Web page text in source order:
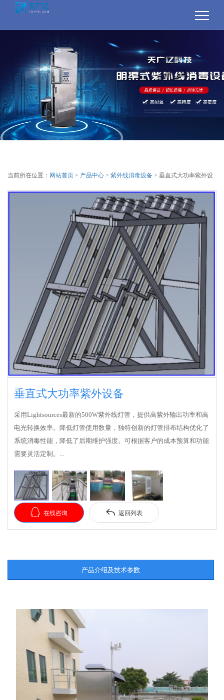
当前所在位置： 网站首页 > 产品中心 > 紫外线消毒设备 > 垂直式大功率紫外设
备
垂直式大功率紫外设备
采用Lightsources最新的500W紫外线灯管，提供高紫外输出功率和高
电光转换效率。降低灯管使用数量，独特创新的灯管排布结构优化了
系统消毒性能，降低了后期维护强度。可根据客户的成本预算和功能
需要灵活定制。...
 在线咨询  返回列表
产品介绍及技术参数